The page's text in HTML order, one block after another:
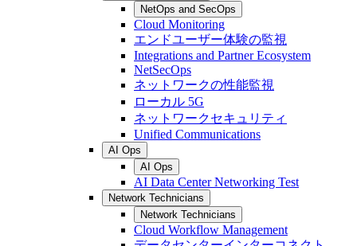
NetOps and SecOps
Cloud Monitoring
エンドユーザー体験の監視
Integrations and Partner Ecosystem
NetSecOps
ネットワークの性能監視
ローカル 5G
ネットワークセキュリティ
Unified Communications
AI Ops
AI Ops
AI Data Center Networking Test
Network Technicians
Network Technicians
Cloud Workflow Management